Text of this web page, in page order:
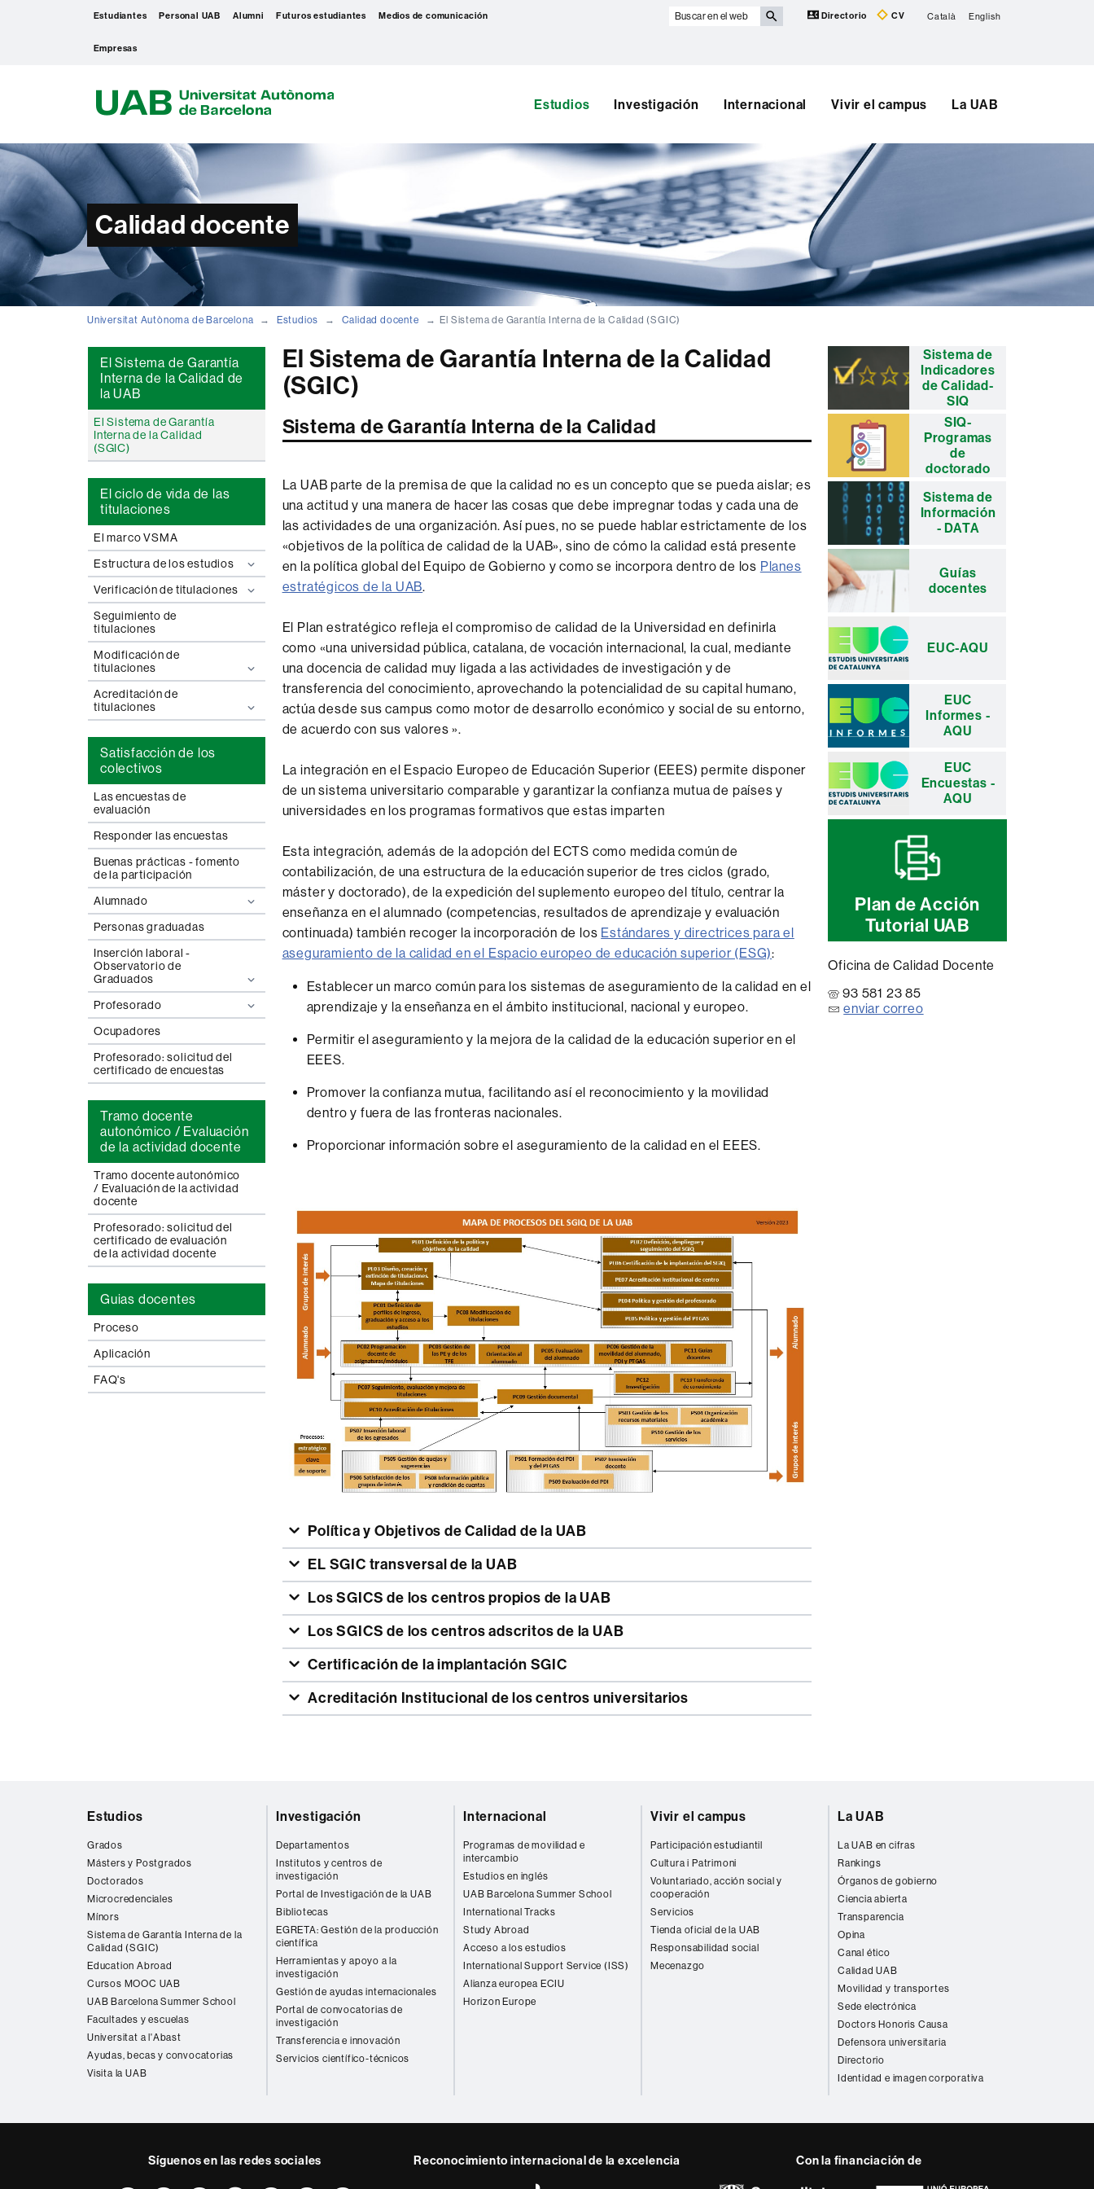
Estudiantes Personal UAB Alumni Futuros estudiantes Medios de comunicación
Empresas
Buscar
Directorio CV Català English
B
Estudios Investigación Internacional Vivir el campus La UAB
Calidad docente
Universitat Autònoma de Barcelona Estudios Calidad docente El Sistema de Garantía Interna de la Calidad (SGIC)
El Sistema de Garantía
Interna de la Calidad de
la UAB
El Sistema de Garantía
Interna de la Calidad
(SGIC)
El ciclo de vida de las
titulaciones
El marco VSMA
Estructura de los estudios
Verificación de titulaciones
Seguimiento de
titulaciones
Modificación de
titulaciones
Acreditación de
titulaciones
Satisfacción de los
colectivos
Las encuestas de
evaluación
Responder las encuestas
Buenas prácticas - fomento
de la participación
Alumnado
Personas graduadas
Inserción laboral -
Observatorio de
Graduados
Profesorado
Ocupadores
Profesorado: solicitud del
certificado de encuestas
Tramo docente
autonómico / Evaluación
de la actividad docente
Tramo docente autonómico
/ Evaluación de la actividad
docente
Profesorado: solicitud del
certificado de evaluación
de la actividad docente
Guias docentes
Proceso
Aplicación
FAQ's
El Sistema de Garantía Interna de la Calidad
(SGIC)
Sistema de Garantía Interna de la Calidad
La UAB parte de la premisa de que la calidad no es un concepto que se pueda aislar; es
una actitud y una manera de hacer las cosas que debe impregnar todas y cada una de
las actividades de una organización. Así pues, no se puede hablar estrictamente de los
«objetivos de la política de calidad de la UAB», sino de cómo la calidad está presente
en la política global del Equipo de Gobierno y como se incorpora dentro de los Planes
estratégicos de la UAB.
El Plan estratégico refleja el compromiso de calidad de la Universidad en definirla
como «una universidad pública, catalana, de vocación internacional, la cual, mediante
una docencia de calidad muy ligada a las actividades de investigación y de
transferencia del conocimiento, aprovechando la potencialidad de su capital humano,
actúa desde sus campus como motor de desarrollo económico y social de su entorno,
de acuerdo con sus valores ».
La integración en el Espacio Europeo de Educación Superior (EEES) permite disponer
de un sistema universitario comparable y garantizar la confianza mutua de países y
universidades en los programas formativos que estas imparten
Esta integración, además de la adopción del ECTS como medida común de
contabilización, de una estructura de la educación superior de tres ciclos (grado,
máster y doctorado), de la expedición del suplemento europeo del título, centrar la
enseñanza en el alumnado (competencias, resultados de aprendizaje y evaluación
continuada) también recoger la incorporación de los Estándares y directrices para el
aseguramiento de la calidad en el Espacio europeo de educación superior (ESG):
Establecer un marco común para los sistemas de aseguramiento de la calidad en el
aprendizaje y la enseñanza en el ámbito institucional, nacional y europeo.
Permitir el aseguramiento y la mejora de la calidad de la educación superior en el
EEES.
Promover la confianza mutua, facilitando así el reconocimiento y la movilidad
dentro y fuera de las fronteras nacionales.
Proporcionar información sobre el aseguramiento de la calidad en el EEES.
Política y Objetivos de Calidad de la UAB
EL SGIC transversal de la UAB
Los SGICS de los centros propios de la UAB
Los SGICS de los centros adscritos de la UAB
Certificación de la implantación SGIC
Acreditación Institucional de los centros universitarios
Información
complementaria
Sistema de
Indicadores
de Calidad-
SIQ
SIQ-
Programas
de
doctorado
Sistema de
Información
- DATA
Guías
docentes
EUC-AQU
EUC
Informes -
AQU
EUC
Encuestas -
AQU
Plan de Acción
Tutorial UAB
Oficina de Calidad Docente
93 581 23 85
enviar correo
Estudios
Grados
Másters y Postgrados
Doctorados
Microcredenciales
Mínors
Sistema de Garantía Interna de la
Calidad (SGIC)
Education Abroad
Cursos MOOC UAB
UAB Barcelona Summer School
Facultades y escuelas
Universitat a l'Abast
Ayudas, becas y convocatorias
Visita la UAB
Investigación
Departamentos
Institutos y centros de
investigación
Portal de Investigación de la UAB
Bibliotecas
EGRETA: Gestión de la producción
científica
Herramientas y apoyo a la
investigación
Gestión de ayudas internacionales
Portal de convocatorias de
investigación
Transferencia e innovación
Servicios científico-técnicos
Internacional
Programas de movilidad e
intercambio
Estudios en inglés
UAB Barcelona Summer School
International Tracks
Study Abroad
Acceso a los estudios
International Support Service (ISS)
Alianza europea ECIU
Horizon Europe
Vivir el campus
Participación estudiantil
Cultura i Patrimoni
Voluntariado, acción social y
cooperación
Servicios
Tienda oficial de la UAB
Responsabilidad social
Mecenazgo
La UAB
La UAB en cifras
Rankings
Órganos de gobierno
Ciencia abierta
Transparencia
Opina
Canal ético
Calidad UAB
Movilidad y transportes
Sede electrónica
Doctors Honoris Causa
Defensora universitaria
Directorio
Identidad e imagen corporativa
Síguenos en las redes sociales Reconocimiento internacional de la excelencia Con la financiación de